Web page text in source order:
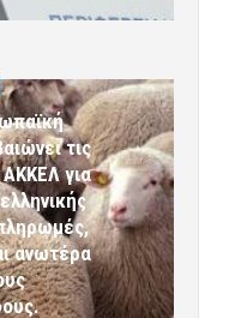
τις
για
ανωτέρα